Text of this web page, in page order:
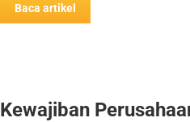
Baca artikel
Kewajiban